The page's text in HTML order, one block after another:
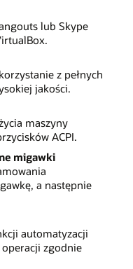
lub Skype
z pełnych
jakości.
maszyny
ACPI.
migawki
a następnie
automatyzacji
zgodnie